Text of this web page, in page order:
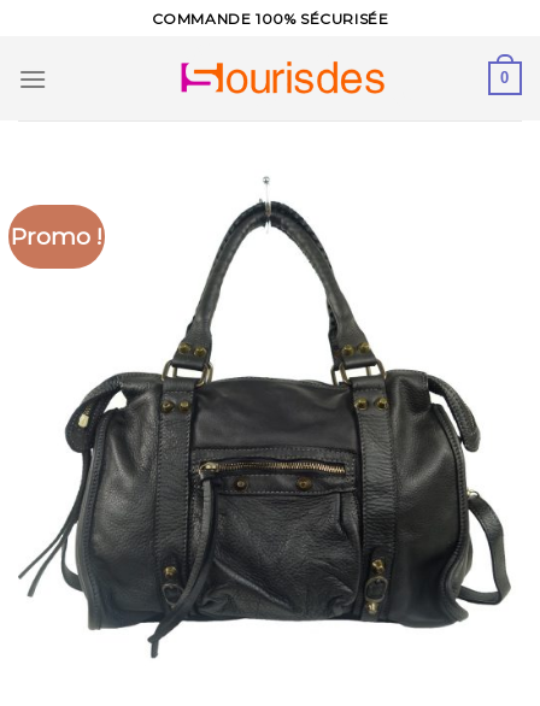
content
COMMANDE 100% SÉCURISÉE
0
Promo !